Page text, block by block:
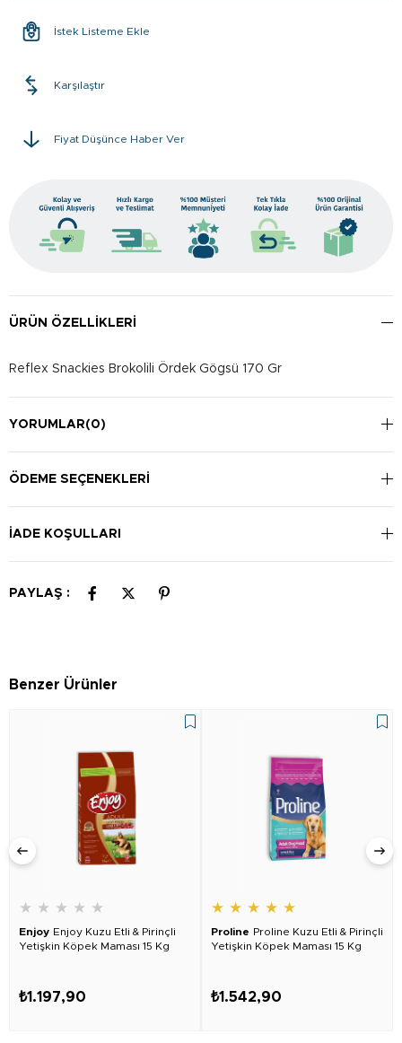
İstek Listeme Ekle
Karşılaştır
Fiyat Düşünce Haber Ver
ÜRÜN ÖZELLIKLERI
Reflex Snackies Brokolili Ördek Gögsü 170 Gr
YORUMLAR(0)
ÖDEME SEÇENEKLERI
İADE KOŞULLARI
PAYLAŞ :
Benzer Ürünler
★ ★ ★ ★ ★
Enjoy Enjoy Kuzu Etli & Pirinçli
Yetişkin Köpek Maması 15 Kg
₺1.197,90
★ ★ ★ ★ ★
Proline Proline Kuzu Etli & Pirinçli
Yetişkin Köpek Maması 15 Kg
₺1.542,90